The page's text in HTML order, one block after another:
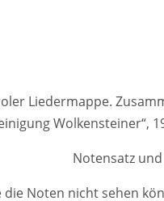
Liedermappe.
Wolkensteiner“,
Notensatz
die Noten nicht sehen